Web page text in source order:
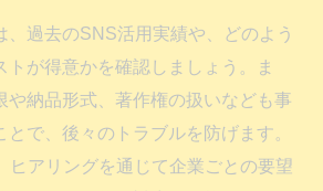
、過去のSNS活用実績や、どのよう
トが得意かを確認しましょう。ま
や納品形式、著作権の扱いなども事
で、後々のトラブルを防げます。
ヒアリングを通じて企業ごとの要望